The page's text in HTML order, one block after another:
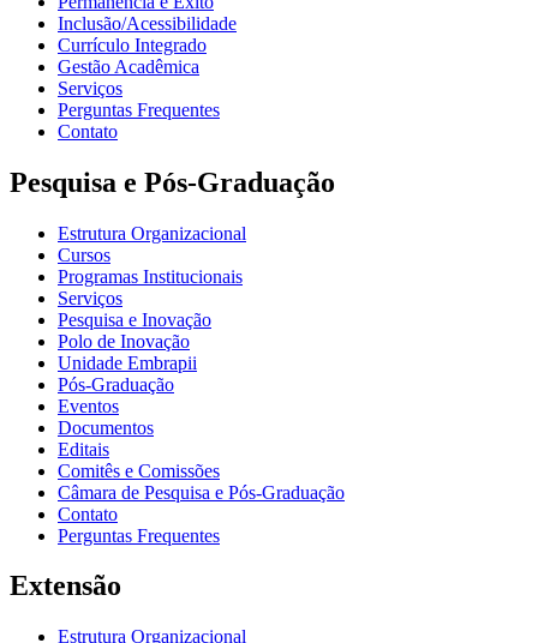
Inclusão/Acessibilidade
Currículo Integrado
Gestão Acadêmica
Serviços
Perguntas Frequentes
Contato
Pesquisa e Pós-Graduação
Estrutura Organizacional
Cursos
Programas Institucionais
Serviços
Pesquisa e Inovação
Polo de Inovação
Unidade Embrapii
Pós-Graduação
Eventos
Documentos
Editais
Comitês e Comissões
Câmara de Pesquisa e Pós-Graduação
Contato
Perguntas Frequentes
Extensão
Estrutura Organizacional